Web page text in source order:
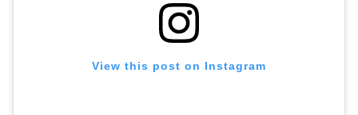
View this post on Instagram